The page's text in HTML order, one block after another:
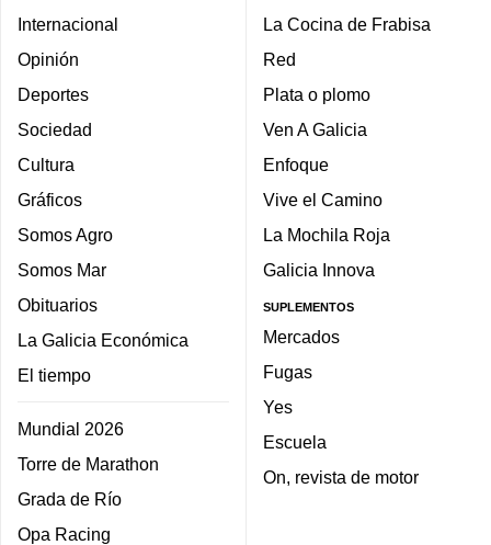
Internacional
Opinión
Deportes
Sociedad
Cultura
Gráficos
Somos Agro
Somos Mar
Obituarios
La Galicia Económica
El tiempo
Mundial 2026
Torre de Marathon
Grada de Río
Opa Racing
La Cocina de Frabisa
Red
Plata o plomo
Ven A Galicia
Enfoque
Vive el Camino
La Mochila Roja
Galicia Innova
SUPLEMENTOS
Mercados
Fugas
Yes
Escuela
On, revista de motor